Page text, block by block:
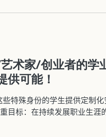
术家/创业者的学
供可能！
些特殊身份的学生提供定制
目标：在持续发展职业生涯